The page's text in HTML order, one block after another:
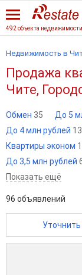
492 объекта
Недвижимость в
Продажа
Чите,
Обмен 35 До 5
До 4 млн рублей 13
Квартиры эконом
До 3,5 млн рублей
Показать ещё
96 объявлений